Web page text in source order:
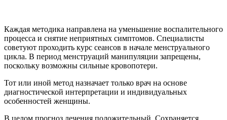
Каждая методика направлена на уменьшение воспалительного
процесса и снятие неприятных симптомов. Специалисты
советуют проходить курс сеансов в начале менструального
цикла. В период менструаций манипуляции запрещены,
поскольку возможны сильные кровопотери.
Тот или иной метод назначает только врач на основе
диагностической интерпретации и индивидуальных
особенностей женщины.